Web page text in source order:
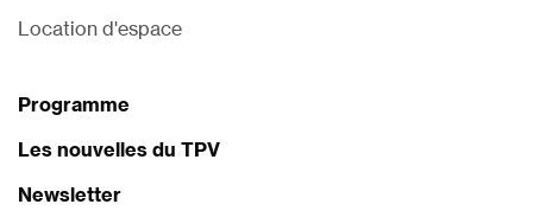
Location d'espace
Programme
Les nouvelles du TPV
Newsletter